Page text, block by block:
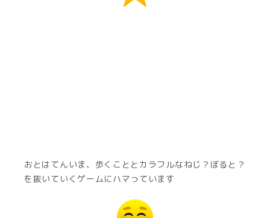
おとはてんいま、歩くこととカラフルなねじ？ぼると？
を抜いていくゲームにハマっています